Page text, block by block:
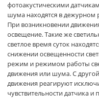
фотоакустическими
шума находятся в дежурном
При возникновении
освещение. Такие же
светлое время суток
снижении освещенности
режим и режимом работы
движения или шума. С
движения реагируют
чувствительности датчика и